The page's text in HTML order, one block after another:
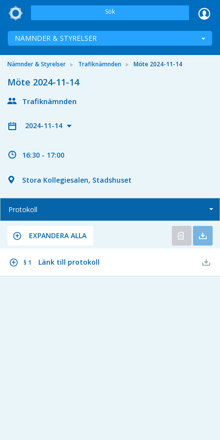
Sök
NÄMNDER & STYRELSER
Nämnder & Styrelser Trafiknämnden Möte 2024-11-14
Möte 2024-11-14
Trafiknämnden
2024-11-14
16:30 - 17:00
Stora Kollegiesalen, Stadshuset
Protokoll
EXPANDERA ALLA
§ 1 Länk till protokoll